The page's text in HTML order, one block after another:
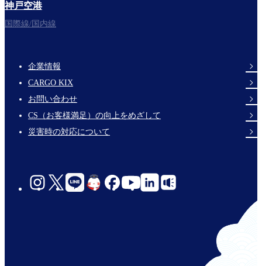
神戸空港
国際線/国内線
Footer
Links
企業情報
CARGO KIX
お問い合わせ
CS（お客様満足）の向上をめざして
災害時の対応について
social-